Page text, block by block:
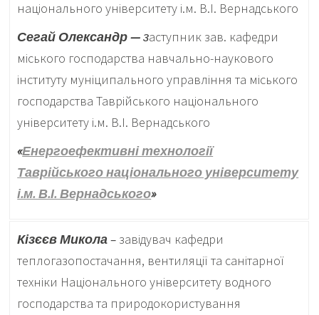
національного університету і.м. В.І. Вернадського
Сегай Олександр —заступник зав. кафедри
міського господарства навчально-наукового
інституту муніципального управління та міського
господарства Таврійського національного
університету і.м. В.І. Вернадського
«Енергоефективні технології
Таврійського національного університету
і.м. В.І. Вернадського»
Кізєєв Микола– завідувач кафедри
теплогазопостачання, вентиляції та санітарної
техніки Національного університету водного
господарства та природокористування